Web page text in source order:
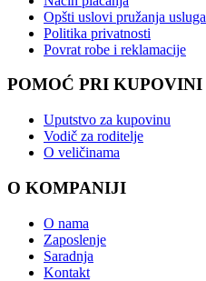
Opšti uslovi pružanja usluga
Politika privatnosti
Povrat robe i reklamacije
POMOĆ PRI KUPOVINI
Uputstvo za kupovinu
Vodič za roditelje
O veličinama
O KOMPANIJI
O nama
Zaposlenje
Saradnja
Kontakt